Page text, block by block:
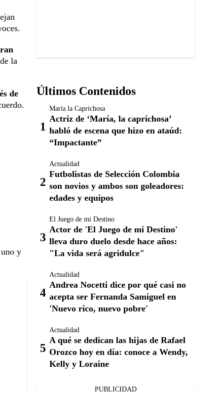
la
de
y
Últimos Contenidos
María la Caprichosa
Actriz de ‘María, la caprichosa’
habló de escena que hizo en ataúd:
“Impactante”
Actualidad
Futbolistas de Selección Colombia
son novios y ambos son goleadores:
edades y equipos
El Juego de mi Destino
Actor de 'El Juego de mi Destino'
lleva duro duelo desde hace años:
"La vida será agridulce"
Actualidad
Andrea Nocetti dice por qué casi no
acepta ser Fernanda Samiguel en
'Nuevo rico, nuevo pobre'
Actualidad
A qué se dedican las hijas de Rafael
Orozco hoy en día: conoce a Wendy,
Kelly y Loraine
PUBLICIDAD